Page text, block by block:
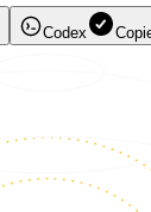
Codex